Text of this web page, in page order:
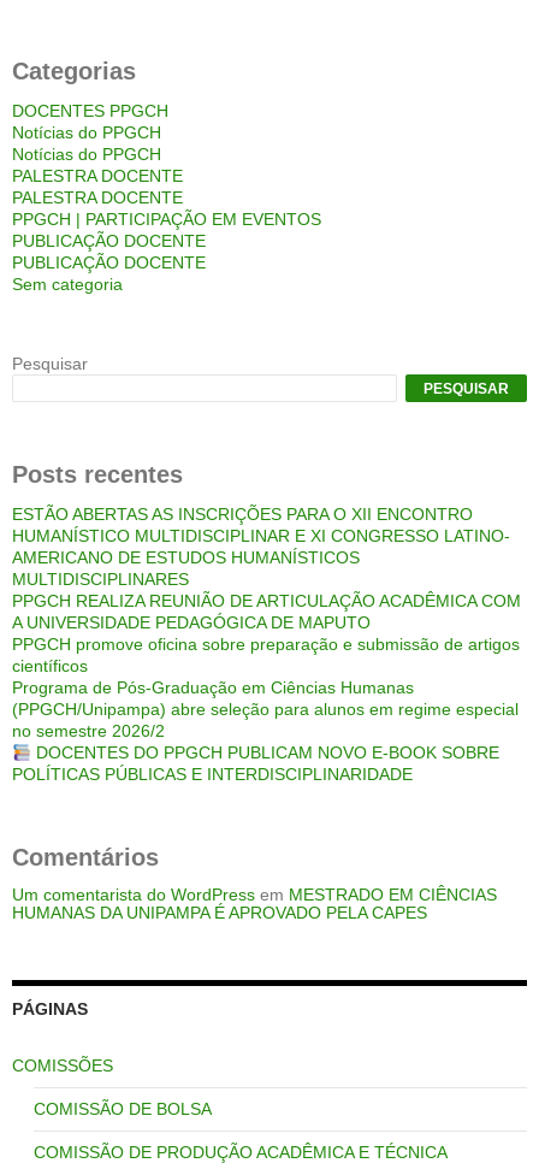
Categorias
DOCENTES PPGCH
Notícias do PPGCH
Notícias do PPGCH
PALESTRA DOCENTE
PALESTRA DOCENTE
PPGCH | PARTICIPAÇÃO EM EVENTOS
PUBLICAÇÃO DOCENTE
PUBLICAÇÃO DOCENTE
Sem categoria
Pesquisar
PESQUISAR
Posts recentes
ESTÃO ABERTAS AS INSCRIÇÕES PARA O XII ENCONTRO
HUMANÍSTICO MULTIDISCIPLINAR E XI CONGRESSO LATINO-
AMERICANO DE ESTUDOS HUMANÍSTICOS
MULTIDISCIPLINARES
PPGCH REALIZA REUNIÃO DE ARTICULAÇÃO ACADÊMICA COM
A UNIVERSIDADE PEDAGÓGICA DE MAPUTO
PPGCH promove oficina sobre preparação e submissão de artigos
científicos
Programa de Pós-Graduação em Ciências Humanas
(PPGCH/Unipampa) abre seleção para alunos em regime especial
no semestre 2026/2
DOCENTES DO PPGCH PUBLICAM NOVO E-BOOK SOBRE
POLÍTICAS PÚBLICAS E INTERDISCIPLINARIDADE
Comentários
Um comentarista do WordPress em MESTRADO EM CIÊNCIAS
HUMANAS DA UNIPAMPA É APROVADO PELA CAPES
PÁGINAS
COMISSÕES
COMISSÃO DE BOLSA
COMISSÃO DE PRODUÇÃO ACADÊMICA E TÉCNICA